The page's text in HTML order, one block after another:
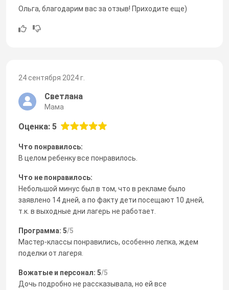
Ольга, благодарим вас за отзыв! Приходите еще)
24 сентября 2024 г.
Светлана
Мама
Оценка: 5
Что понравилось:
В целом ребенку все понравилось.
Что не понравилось:
Небольшой минус был в том, что в рекламе было
заявлено 14 дней, а по факту дети посещают 10 дней,
т.к. в выходные дни лагерь не работает.
Программа: 5/5
Мастер-классы понравились, особенно лепка, ждем
поделки от лагеря.
Вожатые и персонал: 5/5
Дочь подробно не рассказывала, но ей все